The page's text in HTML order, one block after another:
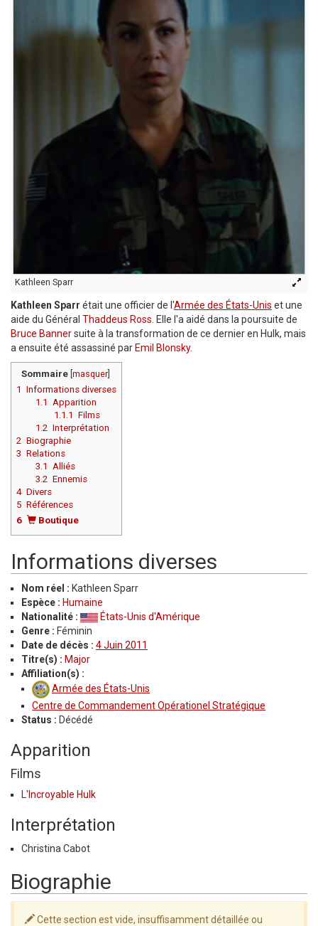
Kathleen Sparr
Kathleen Sparr était une officier de l'Armée des États-Unis et une
aide du Général Thaddeus Ross . Elle l'a aidé dans la poursuite de
Bruce Bannersuite à la transformation de ce dernier en Hulk, mais
a ensuite été assassiné par Emil Blonsky.
Sommaire[ masquer]
1 Informations diverses
1.1
Apparition
1.1.1
Films
1.2 Interprétation
2 Biographie
3 Relations
3.1
Alliés
3.2 Ennemis
4 Divers
5 Références
6
Boutique
Informations diverses
Nom réel : Kathleen Sparr
Espèce : Humaine
Nationalité :
États-Unis d'Amérique
Genre : Féminin
Date de décès : 4 Juin 2011
Titre(s) : Major
Affiliation(s) :
Armée des États-Unis
Centre de Commandement Opérationel Stratégique
Status : Décédé
Apparition
Films
L'Incroyable Hulk
Interprétation
Christina Cabot
Biographie
Cette section est vide, insuffisamment détaillée ou